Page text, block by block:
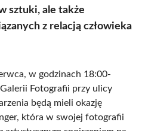
sztuki, ale także
z relacją człowieka
w godzinach 18:00-
Fotografii przy ulicy
będą mieli okazję
która w swojej fotografii